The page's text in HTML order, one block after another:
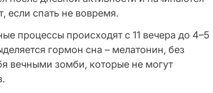
если спать не вовремя.
процессы происходят с 11 вечера до 4–5
гормон сна – мелатонин, без
вечными зомби, которые не могут